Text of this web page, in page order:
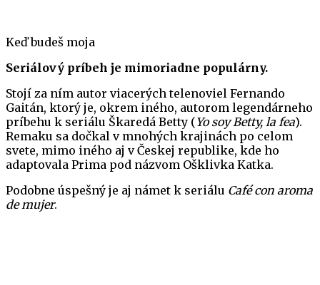
Keď budeš moja
Seriálový príbeh je mimoriadne populárny.
Stojí za ním autor viacerých telenoviel Fernando
Gaitán, ktorý je, okrem iného, autorom legendárneho
príbehu k seriálu Škaredá Betty (Yo soy Betty, la fea).
Remaku sa dočkal v mnohých krajinách po celom
svete, mimo iného aj v Českej republike, kde ho
adaptovala Prima pod názvom Ošklivka Katka.
Podobne úspešný je aj námet k seriálu Café con aroma
de mujer.